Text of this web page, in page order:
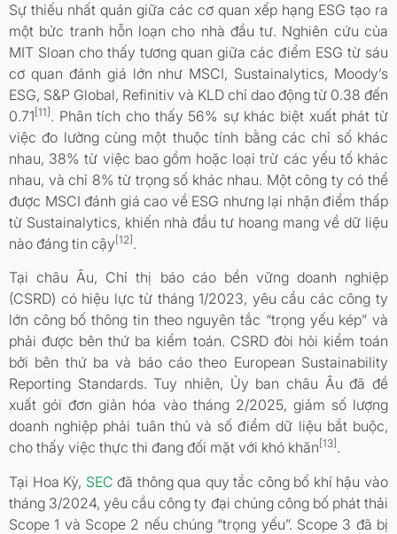
Sự thiếu nhất quán giữa các cơ quan xếp hạng ESG tạo ra
một bức tranh hỗn loạn cho nhà đầu tư. Nghiên cứu của
MIT Sloan cho thấy tương quan giữa các điểm ESG từ sáu
cơ quan đánh giá lớn như MSCI, Sustainalytics, Moody’s
ESG, S&P Global, Refinitiv và KLD chỉ dao động từ 0.38 đến
0.71 [11] . Phân tích cho thấy 56% sự khác biệt xuất phát từ
việc đo lường cùng một thuộc tính bằng các chỉ số khác
nhau, 38% từ việc bao gồm hoặc loại trừ các yếu tố khác
nhau, và chỉ 8% từ trọng số khác nhau. Một công ty có thể
được MSCI đánh giá cao về ESG nhưng lại nhận điểm thấp
từ Sustainalytics, khiến nhà đầu tư hoang mang về dữ liệu
nào đáng tin cậy [12] .
Tại châu Âu, Chỉ thị báo cáo bền vững doanh nghiệp
(CSRD) có hiệu lực từ tháng 1/2023, yêu cầu các công ty
lớn công bố thông tin theo nguyên tắc “trọng yếu kép” và
phải được bên thứ ba kiểm toán. CSRD đòi hỏi kiểm toán
bởi bên thứ ba và báo cáo theo European Sustainability
Reporting Standards. Tuy nhiên, Ủy ban châu Âu đã đề
xuất gói đơn giản hóa vào tháng 2/2025, giảm số lượng
doanh nghiệp phải tuân thủ và số điểm dữ liệu bắt buộc,
cho thấy việc thực thi đang đối mặt với khó khăn [13] .
Tại Hoa Kỳ, SEC đã thông qua quy tắc công bố khí hậu vào
tháng 3/2024, yêu cầu công ty đại chúng công bố phát thải
Scope 1 và Scope 2 nếu chúng “trọng yếu”. Scope 3 đã bị